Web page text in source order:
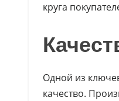
круга
Одной из
качество.